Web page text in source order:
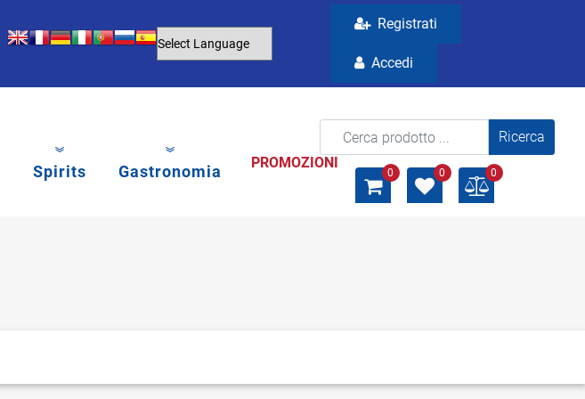
Registrati
Accedi
Spirits Gastronomia PROMOZIONI
La modifica di un filtro aggiorna
0 0 0